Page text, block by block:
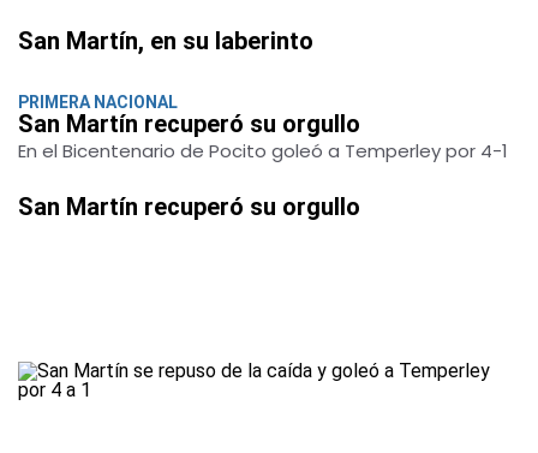
San Martín, en su laberinto
PRIMERA NACIONAL
San Martín recuperó su orgullo
En el Bicentenario de Pocito goleó a Temperley por 4-1
San Martín recuperó su orgullo